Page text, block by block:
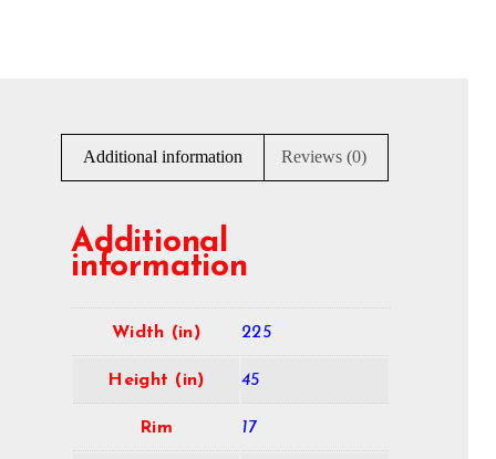
Additional information Reviews (0)
Additional
information
Width (in) 225
Height (in) 45
Rim 17